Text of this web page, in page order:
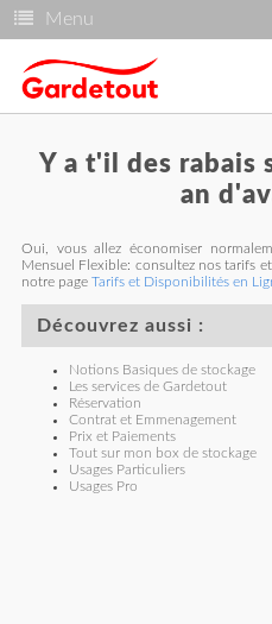
Menu
Y a t'il des rabais
an
Oui, vous allez économiser
Mensuel Flexible: consultez nos tarifs
notre page Tarifs et Disponibilités en
Découvrez aussi :
Notions Basiques de stockage
Les services de Gardetout
Réservation
Contrat et Emmenagement
Prix et Paiements
Tout sur mon box de stockage
Usages Particuliers
Usages Pro